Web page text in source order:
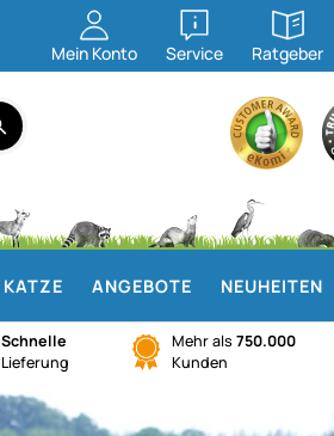
Mein Konto Service
öffnen
Ratgeber
öffnen
KATZE ANGEBOTE NEUHEITEN
Schnelle
Lieferung
Mehr als 750.000
Kunden